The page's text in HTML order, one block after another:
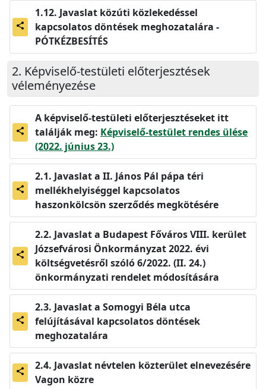
share
Javaslat közúti közlekedéssel
kapcsolatos döntések meghozatalára -
PÓTKÉZBESÍTÉS
Képviselő-testületi előterjesztések
véleményezése
share
A képviselő-testületi előterjesztéseket itt
találják meg: Képviselő-testület rendes ülése
(2022. június 23.)
share
Javaslat a II. János Pál pápa téri
mellékhelyiséggel kapcsolatos
haszonkölcsön szerződés megkötésére
share
Javaslat a Budapest Főváros VIII. kerület
Józsefvárosi Önkormányzat 2022. évi
költségvetésről szóló 6/2022. (II. 24.)
önkormányzati rendelet módosítására
share
Javaslat a Somogyi Béla utca
felújításával kapcsolatos döntések
meghozatalára
share
Javaslat névtelen közterület elnevezésére
Vagon közre